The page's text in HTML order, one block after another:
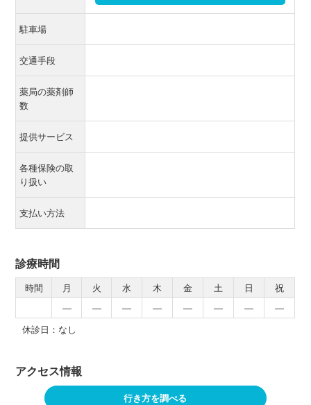
駐車場
交通手段
薬局の薬剤師
数
提供サービス
各種保険の取
り扱い
支払い方法
診療時間
時間 月 火 水 木 金 土 日
祝
―
― ― ― ― ― ―
―
休診日：なし
アクセス情報
行き方を調べる